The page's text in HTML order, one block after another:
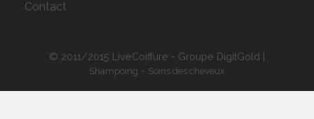
Contact
© 2011/2015 LiveCoiffure - Groupe DigitGold |
Shampoing - Soins des cheveux